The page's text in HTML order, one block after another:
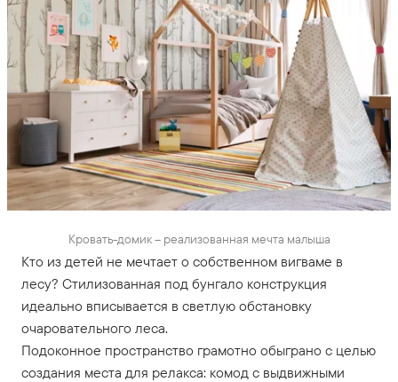
Кровать-домик – реализованная мечта малыша
Кто из детей не мечтает о собственном вигваме в
лесу? Стилизованная под бунгало конструкция
идеально вписывается в светлую обстановку
очаровательного леса.
Подоконное пространство грамотно обыграно с целью
создания места для релакса: комод с выдвижными